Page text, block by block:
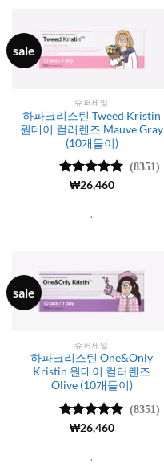
sale
슈퍼세일
하파크리스틴 Tweed Kristin
원데이 컬러렌즈 Mauve Gray
(10개들이)
5 중에서
(8351)
₩26,460
.
sale
슈퍼세일
하파크리스틴 One&Only
Kristin 원데이 컬러렌즈
Olive (10개들이)
5 중에서
(8351)
₩26,460
.